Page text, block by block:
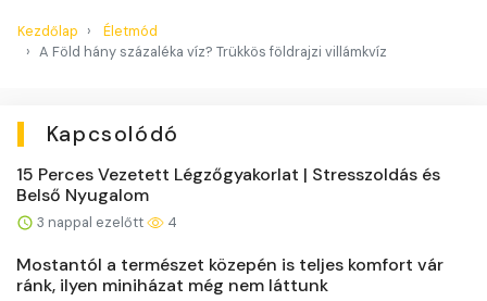
Kezdőlap
Életmód
A Föld hány százaléka víz? Trükkös földrajzi villámkvíz
Kapcsolódó
15 Perces Vezetett Légzőgyakorlat | Stresszoldás és
Belső Nyugalom
3 nappal ezelőtt 4
Mostantól a természet közepén is teljes komfort vár
ránk, ilyen miniházat még nem láttunk